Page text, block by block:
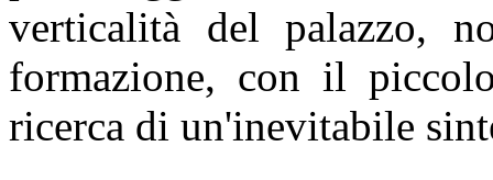
verticalità del palazzo,
formazione, con il
ricerca di un'inevitabile